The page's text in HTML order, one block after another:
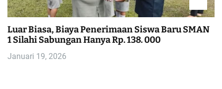
Luar Biasa, Biaya Penerimaan Siswa Baru SMAN
1 Silahi Sabungan Hanya Rp. 138. 000
Januari 19, 2026